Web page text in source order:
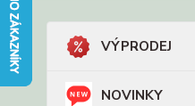
VÝPRODEJ
NOVINKY